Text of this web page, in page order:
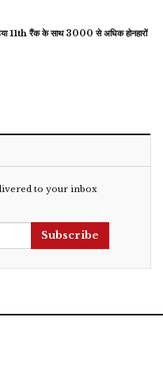
11th रैंक के साथ 3000 से अधिक होनहारों
to your inbox
Subscribe